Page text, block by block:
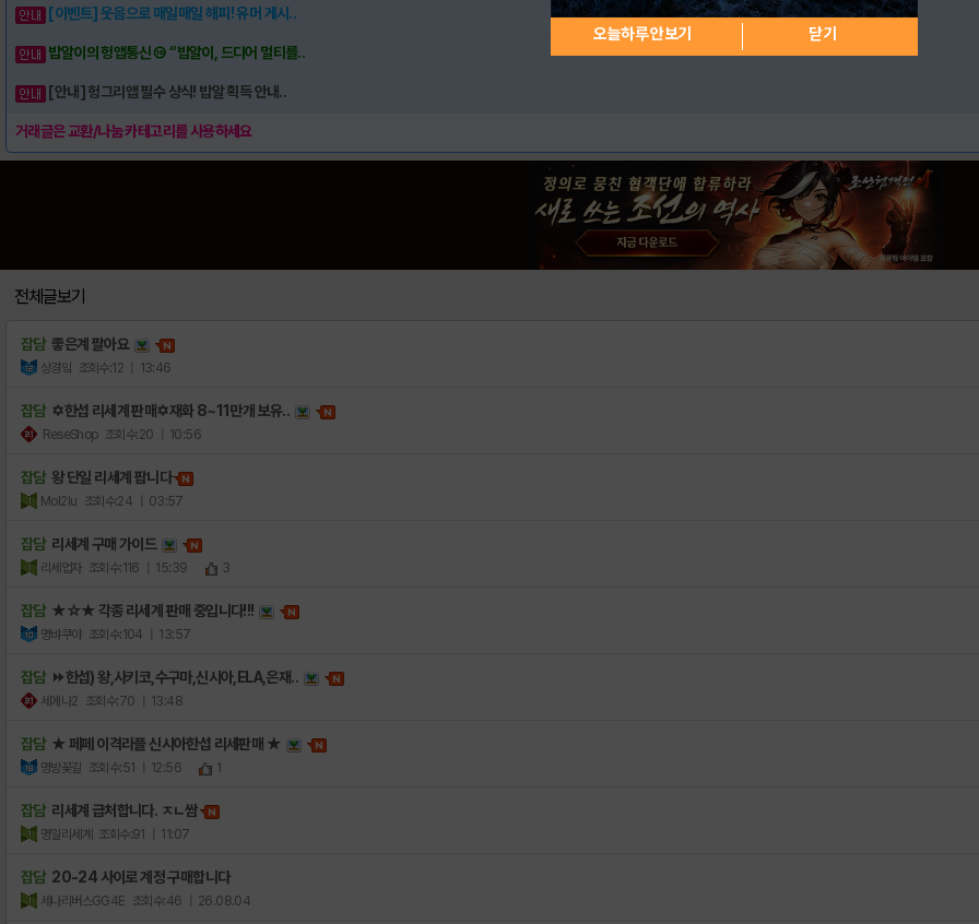
[이벤트] 웃음으로 매일매일 해피! 유머 게시..
밥알이의 헝앱통신 ⑲ “밥알이, 드디어 멀티를..
[안내] 헝그리앱 필수 상식! 밥알 획득 안내..
거래글은 교환/나눔 카테고리를 사용하세요
전체글보기
잡담 좋은계 팔아요
상경잌 조회수:12 | 13:46
잡담 ✡️한섭 리세계 판매✡️재화 8~11만개 보유..
ReseShop 조회수:20 | 10:56
잡담 왕 단일 리세계 팝니다
Mol2lu 조회수:24 | 03:57
잡담 리세계 구매 가이드
리세업자 조회수:116 | 15:39 3
잡담 ★☆★ 각종 리세계 판매 중입니다!!!
명뱌쿠야 조회수:104 | 13:57
잡담 ⏩한섭) 왕,사키코,수구마,신시아,ELA,은재..
세에나2 조회수:70 | 13:48
잡담 ★ 페페 이격라플 신시아한섭 리세판매 ★
명방꽃길 조회수:51 | 12:56 1
잡담 리세계 급처합니다. ㅈㄴ쌈
명일리세계 조회수:91 | 11:07
잡담 20-24 사이로 계정 구매합니다
세나리버스GG4E 조회수:46 | 26.08.04
오늘하루 안보기 닫기